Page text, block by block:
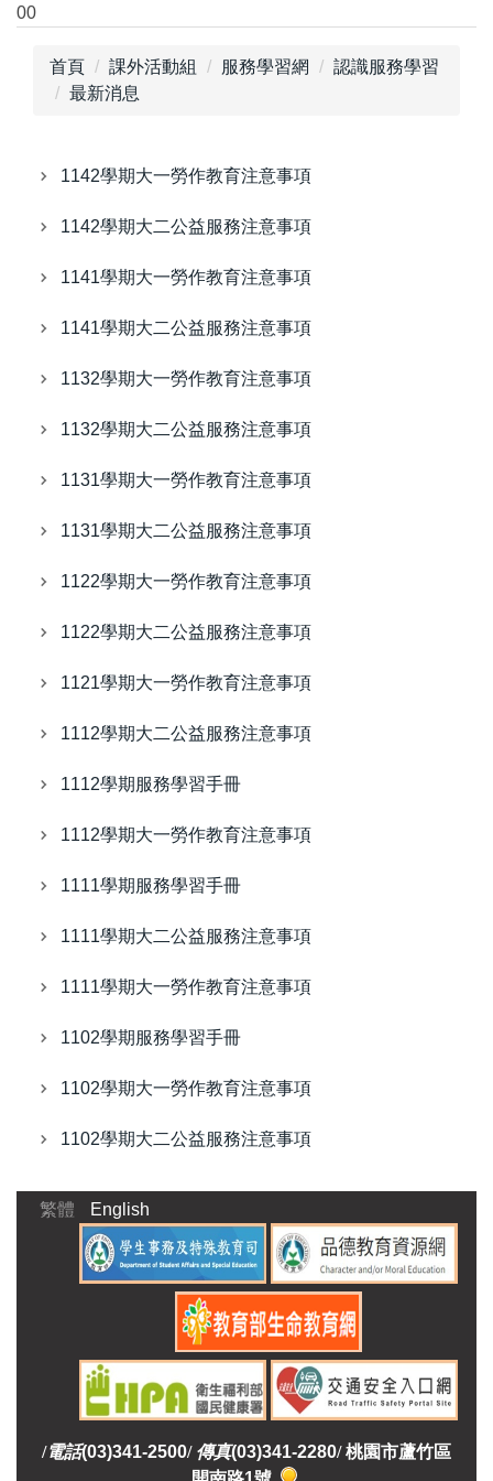
跳
00
首頁 課外活動組 服務學習網
認識服務學習
最新消息
1142學期大一勞作教育注意事項
1142學期大二公益服務注意事項
1141學期大一勞作教育注意事項
1141學期大二公益服務注意事項
1132學期大一勞作教育注意事項
1132學期大二公益服務注意事項
1131學期大一勞作教育注意事項
1131學期大二公益服務注意事項
1122學期大一勞作教育注意事項
1122學期大二公益服務注意事項
1121學期大一勞作教育注意事項
1112學期大二公益服務注意事項
1112學期服務學習手冊
1112學期大一勞作教育注意事項
1111學期服務學習手冊
1111學期大二公益服務注意事項
1111學期大一勞作教育注意事項
1102學期服務學習手冊
1102學期大一勞作教育注意事項
1102學期大二公益服務注意事項
繁體 English
/電話(03)341-2500/ 傳真(03)341-2280/ 桃園市蘆竹區